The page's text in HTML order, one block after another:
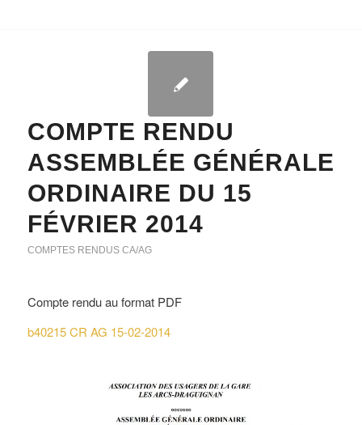
COMPTE RENDU
ASSEMBLÉE GÉNÉRALE
ORDINAIRE DU 15
FÉVRIER 2014
COMPTES RENDUS CA/AG
Compte rendu au format PDF
b40215 CR AG 15-02-2014